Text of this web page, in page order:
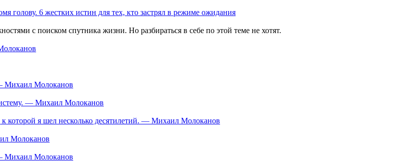
голову. 6 жестких истин для тех, кто застрял в режиме ожидания
с поиском спутника жизни. Но разбираться в себе по этой теме не хотят.
— Михаил Молоканов
— Михаил Молоканов
к которой я шел несколько десятилетий. — Михаил Молоканов
Молоканов
Михаил Молоканов